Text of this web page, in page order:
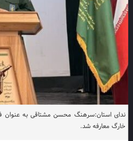
ندای استان:سرهنگ محسن مشتاقی به عنوان
خارگ معارفه شد.